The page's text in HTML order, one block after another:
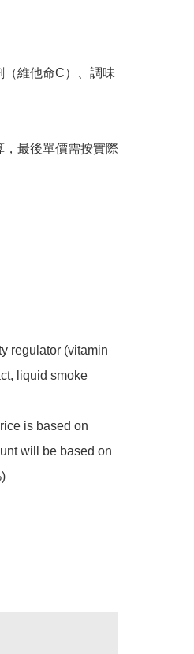
（維他命C）、調味
，最後單價需按實際
regulator (vitamin
liquid smoke
is based on
will be based on